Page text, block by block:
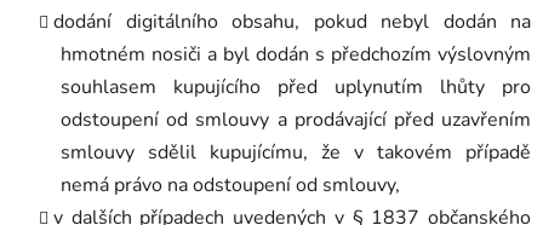
dodání digitálního obsahu, pokud nebyl dodán na
hmotném nosiči a byl dodán s předchozím výslovným
souhlasem kupujícího před uplynutím lhůty pro
odstoupení od smlouvy a prodávající před uzavřením
smlouvy sdělil kupujícímu, že v takovém případě
nemá právo na odstoupení od smlouvy,
v dalších případech uvedených v § 1837 občanského